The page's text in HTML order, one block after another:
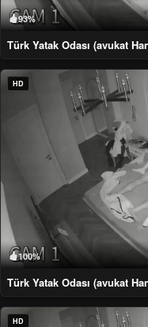
93%
Türk Yatak Odası (avukat
HD
100%
Türk Yatak Odası (avukat
HD